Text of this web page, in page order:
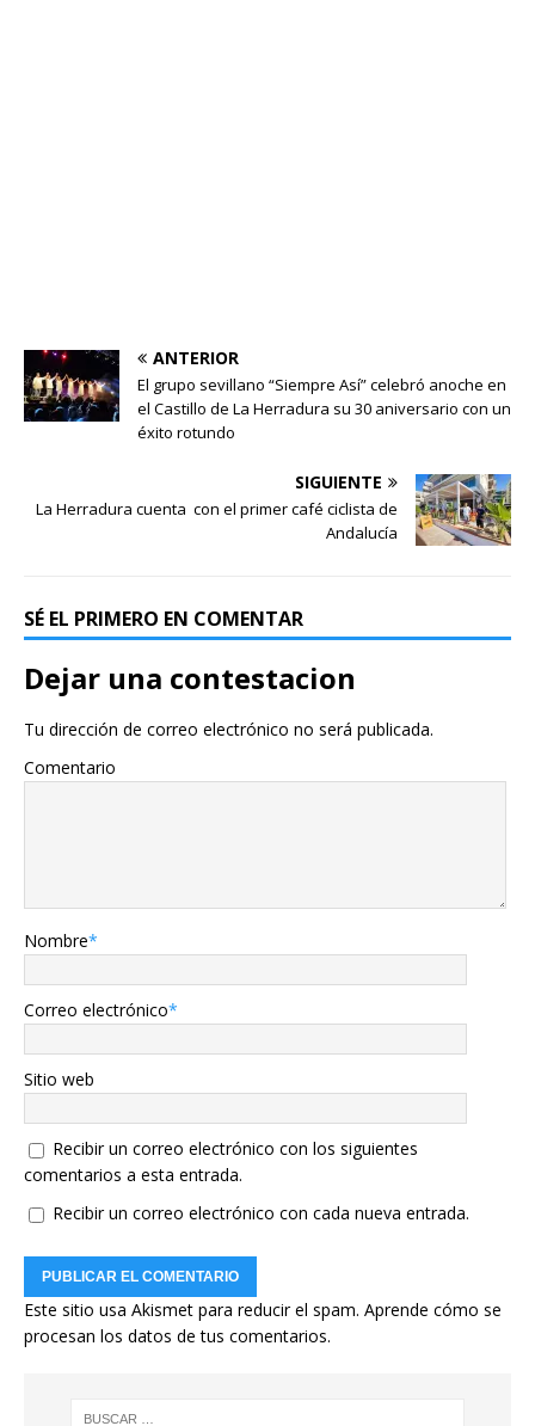
ANTERIOR
El grupo sevillano “Siempre Así” celebró anoche en
el Castillo de La Herradura su 30 aniversario con un
éxito rotundo
SIGUIENTE
La Herradura cuenta con el primer café ciclista de
Andalucía
SÉ EL PRIMERO EN COMENTAR
Dejar una contestacion
Tu dirección de correo electrónico no será publicada.
Comentario
Nombre*
Correo electrónico*
Sitio web
Recibir un correo electrónico con los siguientes
comentarios a esta entrada.
Recibir un correo electrónico con cada nueva entrada.
Este sitio usa Akismet para reducir el spam. Aprende cómo se
procesan los datos de tus comentarios.